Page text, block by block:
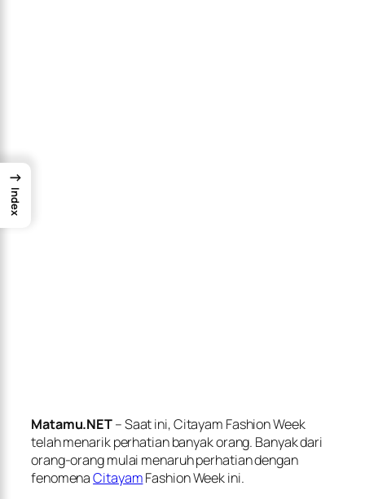
Matamu.NET– Saat ini, Citayam Fashion Week
telah menarik perhatian banyak orang. Banyak dari
orang-orang mulai menaruh perhatian dengan
fenomenaCitayamFashion Week ini.
→
Index